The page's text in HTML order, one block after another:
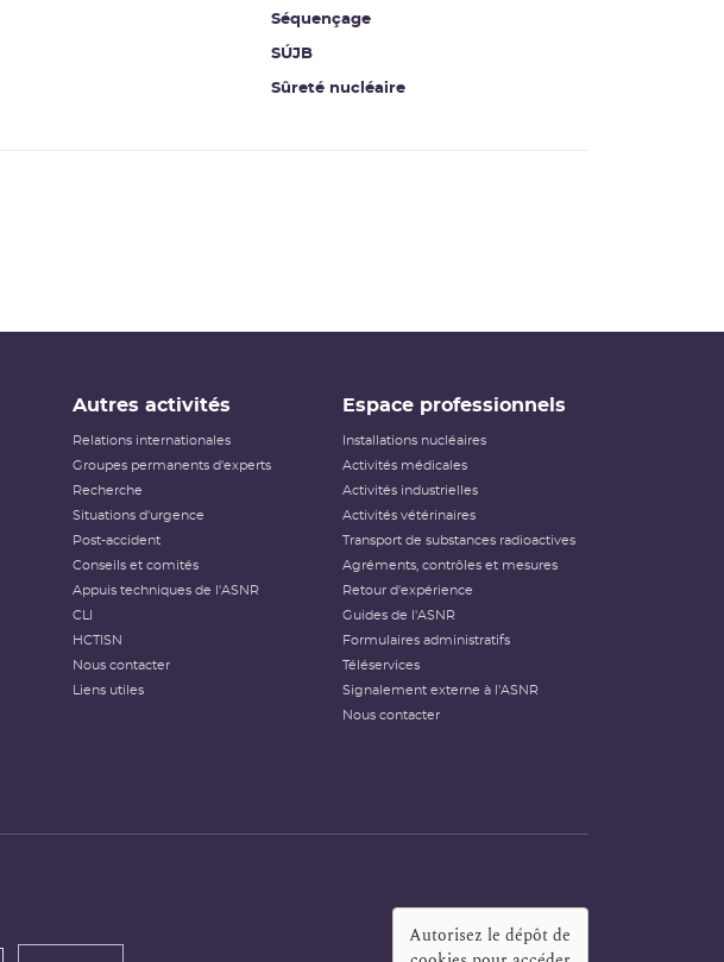
Séquençage
SÚJB
Sûreté nucléaire
Autres activités
Relations internationales
Groupes permanents d'experts
Recherche
Situations d'urgence
Post-accident
Conseils et comités
Appuis techniques de l'ASNR
CLI
HCTISN
Nous contacter
Liens utiles
Espace professionnels
Installations nucléaires
Activités médicales
Activités industrielles
Activités vétérinaires
Transport de substances radioactives
Agréments, contrôles et mesures
Retour d'expérience
Guides de l'ASNR
Formulaires administratifs
Téléservices
Signalement externe à l'ASNR
Nous contacter
Autorisez le dépôt de